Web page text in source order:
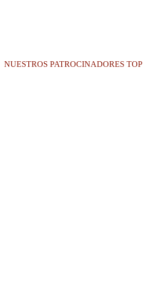
NUESTROS PATROCINADORES TOP